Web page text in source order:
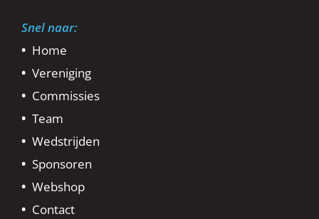
Snel naar:
Home
Vereniging
Commissies
Team
Wedstrijden
Sponsoren
Webshop
Contact